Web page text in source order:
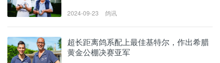
2024-09-23 鸽讯
超长距离鸽系配上最佳基特尔，作出希腊
黄金公棚决赛亚军